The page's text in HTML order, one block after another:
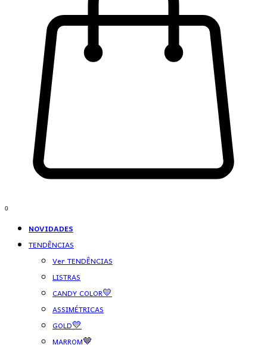
0
NOVIDADES
TENDÊNCIAS
Ver TENDÊNCIAS
LISTRAS
CANDY COLOR💛
ASSIMÉTRICAS
GOLD💛